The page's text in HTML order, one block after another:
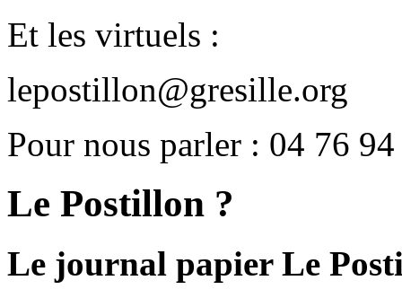
Et les virtuels :
lepostillon@gresille.org
Pour nous parler : 04 76
Le Postillon ?
Le journal papier Le